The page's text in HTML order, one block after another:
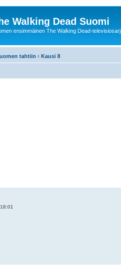
Walking Dead Suomi
ensimmäinen The Walking Dead-
tahtiin ‹ Kausi 8